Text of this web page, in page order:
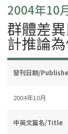
2004年10
群體差
計推論
發刊日期/
2004年10月
中英文篇名/Title